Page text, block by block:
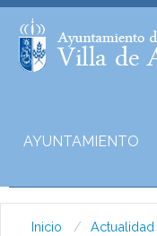
AYUNTAMIENTO
Inicio Actualidad